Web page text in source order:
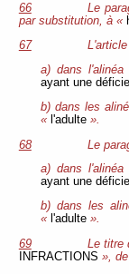
66
Le
par substitution, à «
67
a) dans
ayant une
b) dans les
« l'adulte».
68
Le
a) dans
ayant une
b) dans les
« l'adulte».
69
Le titre
INFRACTIONS »,